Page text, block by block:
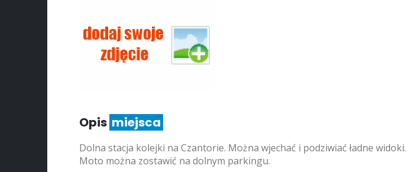
Opis miejsca
Dolna stacja kolejki na Czantorie. Można wjechać i podziwiać ładne widoki.
Moto można zostawić na dolnym parkingu.